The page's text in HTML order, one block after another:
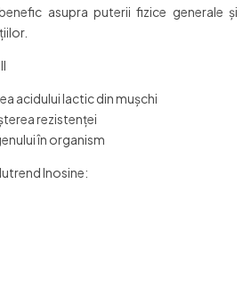
asupra puterii fizice generale şi
acidului lactic din mușchi
rezistenței
în organism
Inosine: